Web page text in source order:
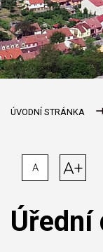
ÚVODNÍ STRÁNKA
A A+
Úřední